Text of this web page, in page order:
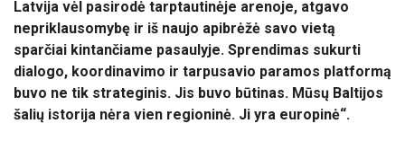
Latvija vėl pasirodė tarptautinėje arenoje, atgavo
nepriklausomybę ir iš naujo apibrėžė savo vietą
sparčiai kintančiame pasaulyje. Sprendimas sukurti
dialogo, koordinavimo ir tarpusavio paramos platformą
buvo ne tik strateginis. Jis buvo būtinas. Mūsų Baltijos
šalių istorija nėra vien regioninė. Ji yra europinė“.